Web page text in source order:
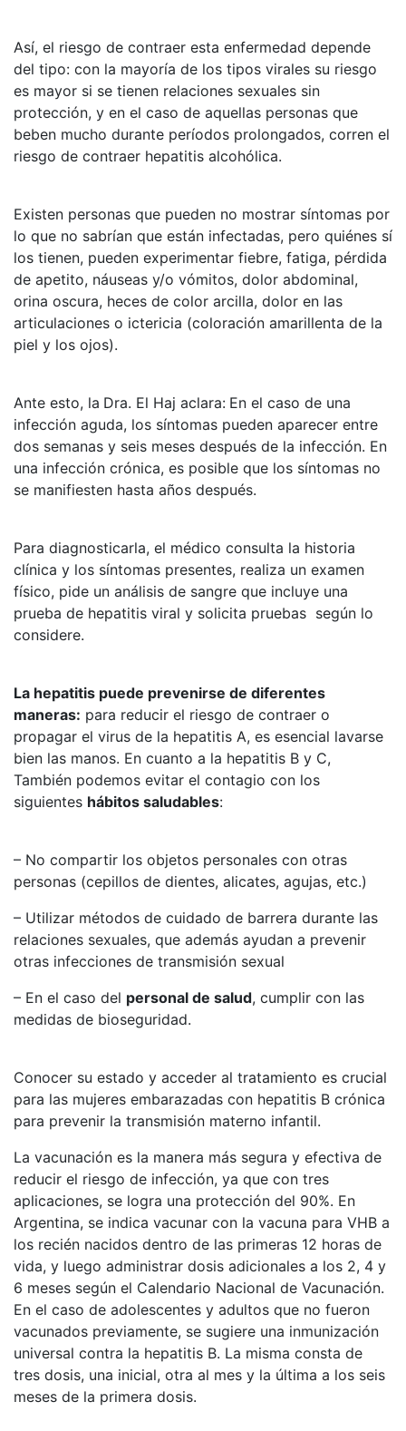
Así, el riesgo de contraer esta enfermedad depende
del tipo: con la mayoría de los tipos virales su riesgo
es mayor si se tienen relaciones sexuales sin
protección, y en el caso de aquellas personas que
beben mucho durante períodos prolongados, corren el
riesgo de contraer hepatitis alcohólica.
Existen personas que pueden no mostrar síntomas por
lo que no sabrían que están infectadas, pero quiénes sí
los tienen, pueden experimentar fiebre, fatiga, pérdida
de apetito, náuseas y/o vómitos, dolor abdominal,
orina oscura, heces de color arcilla, dolor en las
articulaciones o ictericia (coloración amarillenta de la
piel y los ojos).
Ante esto, la Dra. El Haj aclara: En el caso de una
infección aguda, los síntomas pueden aparecer entre
dos semanas y seis meses después de la infección. En
una infección crónica, es posible que los síntomas no
se manifiesten hasta años después.
Para diagnosticarla, el médico consulta la historia
clínica y los síntomas presentes, realiza un examen
físico, pide un análisis de sangre que incluye una
prueba de hepatitis viral y solicita pruebas según lo
considere.
La hepatitis puede prevenirse de diferentes
maneras: para reducir el riesgo de contraer o
propagar el virus de la hepatitis A, es esencial lavarse
bien las manos. En cuanto a la hepatitis B y C,
También podemos evitar el contagio con los
siguientes hábitos saludables:
– No compartir los objetos personales con otras
personas (cepillos de dientes, alicates, agujas, etc.)
– Utilizar métodos de cuidado de barrera durante las
relaciones sexuales, que además ayudan a prevenir
otras infecciones de transmisión sexual
– En el caso del personal de salud, cumplir con las
medidas de bioseguridad.
Conocer su estado y acceder al tratamiento es crucial
para las mujeres embarazadas con hepatitis B crónica
para prevenir la transmisión materno infantil.
La vacunación es la manera más segura y efectiva de
reducir el riesgo de infección, ya que con tres
aplicaciones, se logra una protección del 90%. En
Argentina, se indica vacunar con la vacuna para VHB a
los recién nacidos dentro de las primeras 12 horas de
vida, y luego administrar dosis adicionales a los 2, 4 y
6 meses según el Calendario Nacional de Vacunación.
En el caso de adolescentes y adultos que no fueron
vacunados previamente, se sugiere una inmunización
universal contra la hepatitis B. La misma consta de
tres dosis, una inicial, otra al mes y la última a los seis
meses de la primera dosis.